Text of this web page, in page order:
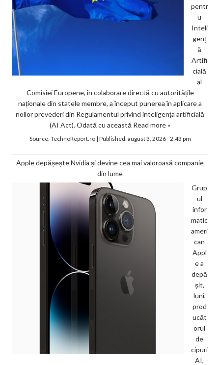
pentr
u
Inteli
genț
ă
Artifi
cială
al
Comisiei Europene, în colaborare directă cu autoritățile
naționale din statele membre, a început punerea în aplicare a
noilor prevederi din Regulamentul privind inteligența artificială
(AI Act). Odată cu această Read more »
Source:TechnoReport.ro| Published:august 3, 2026 - 2:43 pm
Apple depășește Nvidia și devine cea mai valoroasă companie
din lume
Grup
ul
infor
matic
ameri
can
Appl
e a
depă
șit,
luni,
prod
ucăt
orul
de
cipuri
AI,